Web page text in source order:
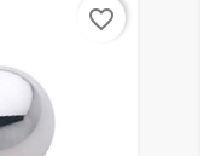
favorite_border